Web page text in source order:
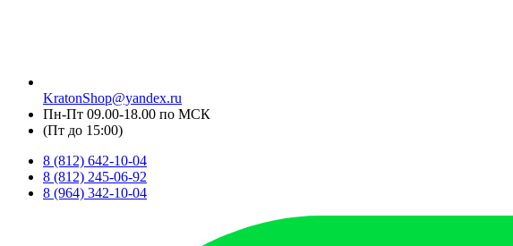
KratonShop@yandex.ru
Пн-Пт 09.00-18.00 по МСК
(Пт до 15:00)
8 (812) 642-10-04
8 (812) 245-06-92
8 (964) 342-10-04